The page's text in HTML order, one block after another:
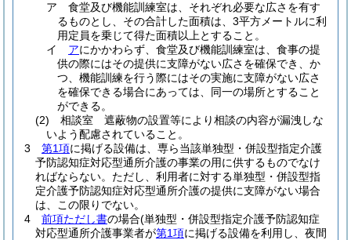
ア
食堂及び機能訓練室は、それぞれ必要な広さを有す
るものとし、その合計した面積は、3平方メートルに利
用定員を乗じて得た面積以上とすること。
イ
アにかかわらず、食堂及び機能訓練室は、食事の提
供の際にはその提供に支障がない広さを確保でき、か
つ、機能訓練を行う際にはその実施に支障がない広さ
を確保できる場合にあっては、同一の場所とすること
ができる。
(2)
相談室 遮蔽物の設置等により相談の内容が漏洩しな
いよう配慮されていること。
3
第1項に掲げる設備は、専ら当該単独型・併設型指定介護
予防認知症対応型通所介護の事業の用に供するものでなけ
ればならない。 ただし、利用者に対する単独型・併設型指
定介護予防認知症対応型通所介護の提供に支障がない場合
は、この限りでない。
4
前項ただし書の場合(単独型・併設型指定介護予防認知症
対応型通所介護事業者が第1項に掲げる設備を利用し、夜間